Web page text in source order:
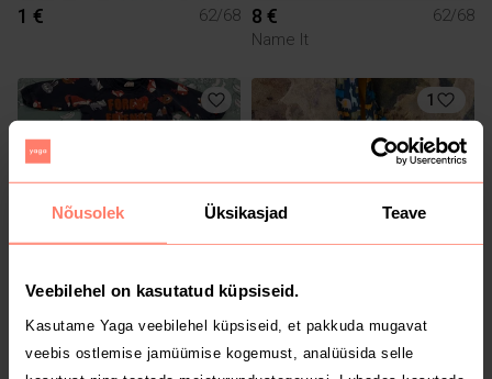
Nõusolek Üksikasjad Teave
Veebilehel on kasutatud küpsiseid.
Kasutame Yaga veebilehel küpsiseid, et pakkuda mugavat
veebis ostlemise jamüümise kogemust, analüüsida selle
1 € 62/68 8 €
62/68
Name It
10 €
62/68
1
15 €